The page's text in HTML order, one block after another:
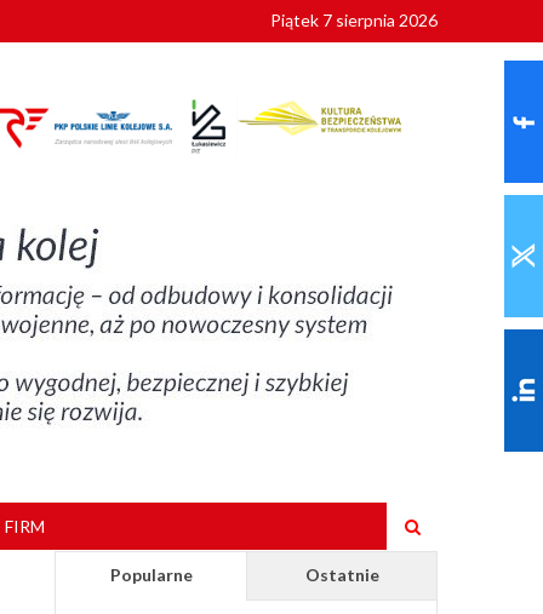
roku
Piątek 7 sierpnia 2026
Popularne Ostatnie